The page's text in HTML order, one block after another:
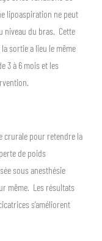
lipoaspiration ne peut
niveau du bras. Cette
sortie a lieu le même
3 à 6 mois et les
crurale pour retendre la
de poids
sous anesthésie
même. Les résultats
s’améliorent